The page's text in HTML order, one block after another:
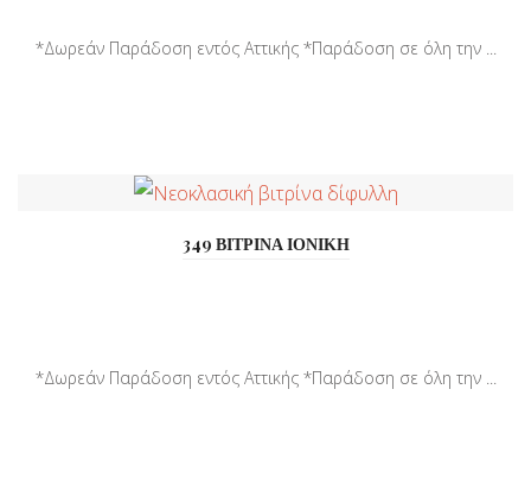
*Δωρεάν Παράδοση εντός Αττικής *Παράδοση σε όλη την ...
349 ΒΙΤΡΙΝΑ ΙΟΝΙΚΗ
*Δωρεάν Παράδοση εντός Αττικής *Παράδοση σε όλη την ...